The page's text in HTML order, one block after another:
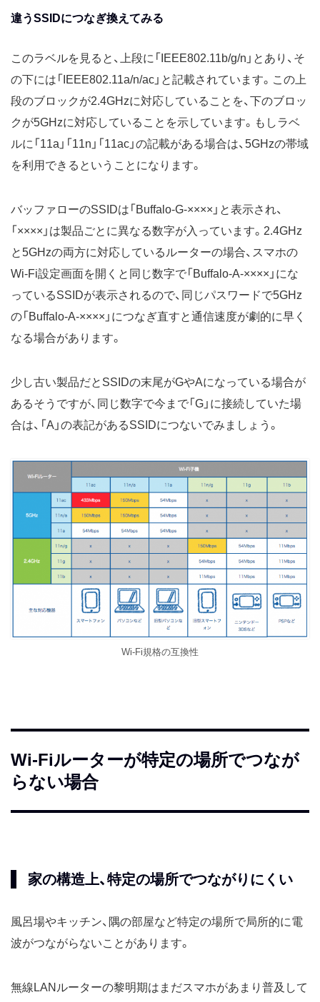
違うSSIDにつなぎ換えてみる
このラベルを見ると、上段に「IEEE802.11b/g/n」とあり、そ
の下には「IEEE802.11a/n/ac」と記載されています。この上
段のブロックが2.4GHzに対応していることを、下のブロッ
クが5GHzに対応していることを示しています。もしラベ
ルに「11a」「11n」「11ac」の記載がある場合は、5GHzの帯域
を利用できるということになります。
バッファローのSSIDは「Buffalo‐G‐××××」と表示され、
「××××」は製品ごとに異なる数字が入っています。2.4GHz
と5GHzの両方に対応しているルーターの場合、スマホの
Wi-Fi設定画面を開くと同じ数字で「Buffalo‐A-××××」にな
っているSSIDが表示されるので、同じパスワードで5GHz
の「Buffalo‐A-××××」につなぎ直すと通信速度が劇的に早く
なる場合があります。
少し古い製品だとSSIDの末尾がGやAになっている場合が
あるそうですが、同じ数字で今まで「G」に接続していた場
合は、「A」の表記があるSSIDにつないでみましょう。
Wi-Fi規格の互換性
Wi-Fiルーターが特定の場所でつなが
らない場合
家の構造上、特定の場所でつながりにくい
風呂場やキッチン、隅の部屋など特定の場所で局所的に電
波がつながらないことがあります。
無線LANルーターの黎明期はまだスマホがあまり普及して